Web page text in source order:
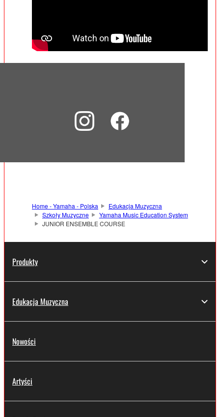
Home - Yamaha - Polska
Edukacja Muzyczna
Szkoły Muzyczne
Yamaha Music Education System
JUNIOR ENSEMBLE COURSE
Produkty
Edukacja Muzyczna
Nowości
Artyści